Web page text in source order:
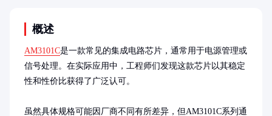
概述
AM3101C是一款常见的集成电路芯片，通常用于电源管理或
信号处理。在实际应用中，工程师们发现这款芯片以其稳定
性和性价比获得了广泛认可。
虽然具体规格可能因厂商不同有所差异，但AM3101C系列通